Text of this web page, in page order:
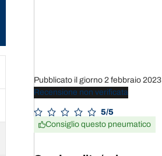
Pubblicato il giorno 2 febbraio 2023
Recensione non verificata
5/5
Consiglio questo pneumatico